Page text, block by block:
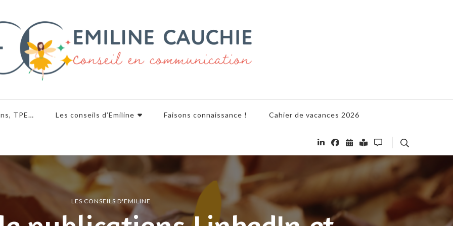
TPE… Les conseils d’Emiline Faisons connaissance ! Cahier de vacances 2026
LES CONSEILS D'EMILINE